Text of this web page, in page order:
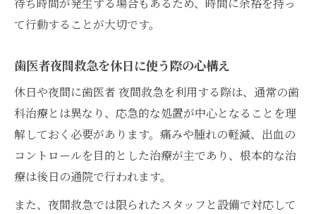
て行動することが大切です。
歯医者夜間救急を休日に使う際の心構え
休日や夜間に歯医者 夜間救急を利用する際は、通常の歯
科治療とは異なり、応急的な処置が中心となることを理
解しておく必要があります。痛みや腫れの軽減、出血の
コントロールを目的とした治療が主であり、根本的な治
療は後日の通院で行われます。
また、夜間救急では限られたスタッフと設備で対応して